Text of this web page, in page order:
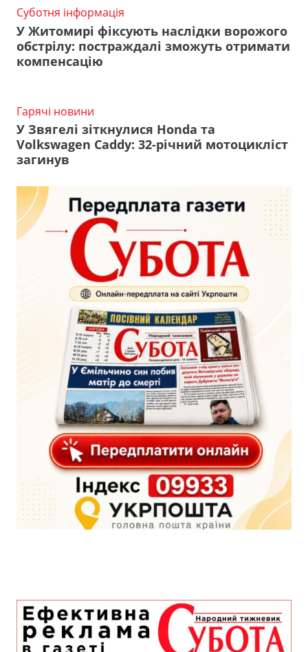
Суботня інформація
У Житомирі фіксують наслідки ворожого
обстрілу: постраждалі зможуть отримати
компенсацію
Гарячі новини
У Звягелі зіткнулися Honda та
Volkswagen Caddy: 32-річний мотоцикліст
загинув